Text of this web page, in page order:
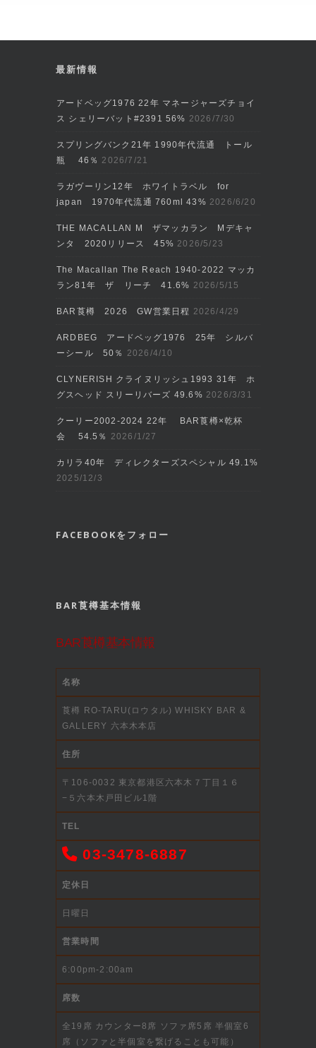
最新情報
アードベッグ1976 22年 マネージャーズチョイ
ス シェリーバット#2391 56% 2026/7/30
スプリングバンク21年 1990年代流通 トール
瓶 46％ 2026/7/21
ラガヴーリン12年 ホワイトラベル for
japan 1970年代流通 760ml 43% 2026/6/20
THE MACALLAN M ザマッカラン Mデキャ
ンタ 2020リリース 45% 2026/5/23
The Macallan The Reach 1940-2022 マッカ
ラン81年 ザ リーチ 41.6% 2026/5/15
BAR莨樽 2026 GW営業日程 2026/4/29
ARDBEG アードベッグ1976 25年 シルバ
ーシール 50％ 2026/4/10
CLYNERISH クライヌリッシュ1993 31年 ホ
グスヘッド スリーリバーズ 49.6% 2026/3/31
クーリー2002‐2024 22年 BAR莨樽×乾杯
会 54.5％ 2026/1/27
カリラ40年 ディレクターズスペシャル 49.1%
2025/12/3
FACEBOOKをフォロー
BAR莨樽基本情報
BAR莨樽基本情報
名称
莨樽 RO-TARU(ロウタル) WHISKY BAR &
GALLERY 六本木本店
住所
〒106-0032 東京都港区六本木７丁目１６
−５六本木戸田ビル1階
TEL
03-3478-6887
定休日
日曜日
営業時間
6:00pm-2:00am
席数
全19席 カウンター8席 ソファ席5席 半個室6
席（ソファと半個室を繋げることも可能）